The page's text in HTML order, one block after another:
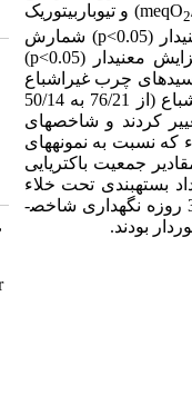
meqO2
) و تیوباربیتوریک
(p<0.05) شمارش
معنی­دار(p<0.05)
چرب غیراشباع
به 50/14
کردند و شاخص­های
نسبت به نمونه­های
جمعیت باکتریایی
بسته­بندی تحت خلاء
تاثیری روی شاخص­های حسی نداشته­است. همچنین هر دو محصول خشک شده در دوره 30 روزه نگهداری شاخص­
بودند.